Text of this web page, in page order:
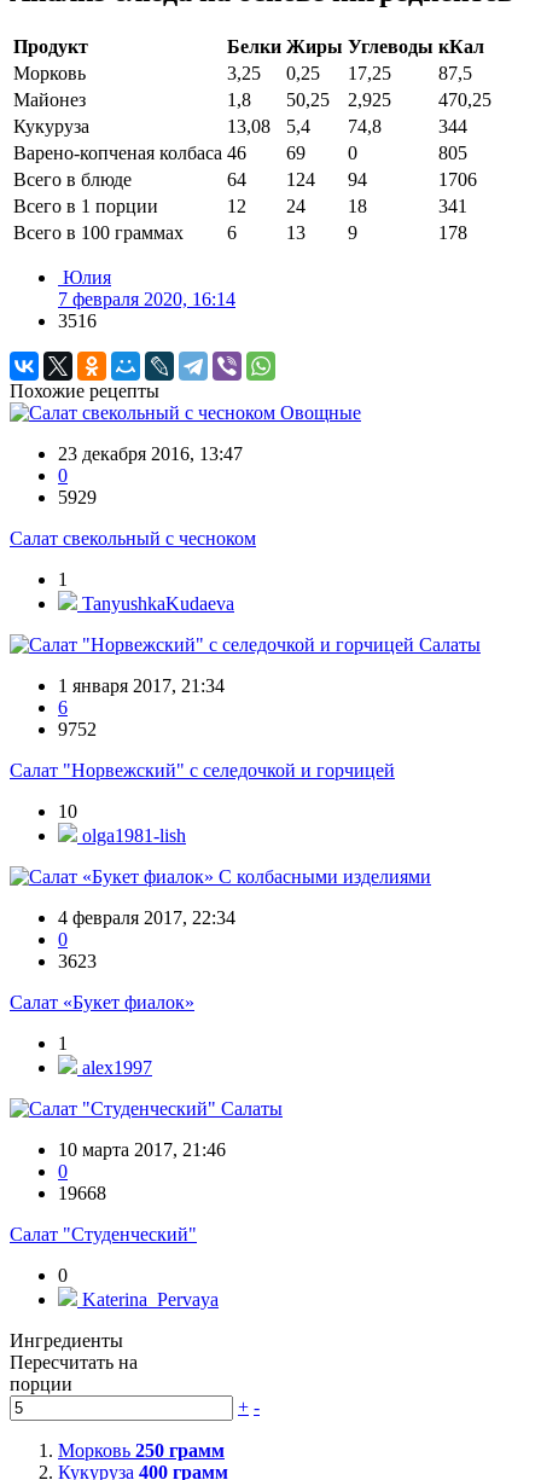
Продукт Белки Жиры Углеводы кКал
Морковь
3,25 0,25 17,25
87,5
Майонез
1,8 50,25 2,925
470,25
Кукуруза
13,08 5,4 74,8
344
Варено-копченая колбаса 46 69 0
805
Всего в блюде
64 124 94
1706
Всего в 1 порции
12 24 18
341
Всего в 100 граммах
6 13 9 178
Юлия
7 февраля 2020, 16:14
3516
Похожие рецепты
Овощные
23 декабря 2016, 13:47
0
5929
Салат свекольный с чесноком
1
TanyushkaKudaeva
Салаты
1 января 2017, 21:34
6
9752
Салат "Норвежский" с селедочкой и горчицей
10
olga1981-lish
С колбасными изделиями
4 февраля 2017, 22:34
0
3623
Салат «Букет фиалок»
1
alex1997
Салаты
10 марта 2017, 21:46
0
19668
Салат "Студенческий"
0
Katerina_Pervaya
Ингредиенты
Пересчитать на
порции
+ -
Морковь 250 грамм
Кукуруза 400 грамм